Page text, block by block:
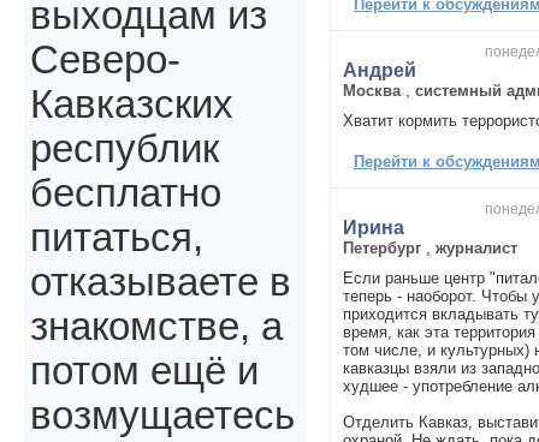
Перейти к
Андрей
Москва
системный
Хватит кормить
Перейти к
Ирина
Петербург
журналист
Если раньше центр
теперь - наоборот. Чтобы
приходится вкладывать
время, как эта
том числе, и культурных)
кавказцы взяли из
худшее - употребление
Отделить Кавказ,
выходцам из
Северо-
Кавказских
республик
бесплатно
питаться,
отказываете в
знакомстве, а
потом ещё и
возмущаетесь